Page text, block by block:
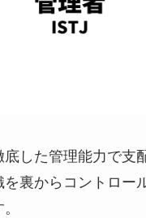
した管理能力で支
を裏からコントロー